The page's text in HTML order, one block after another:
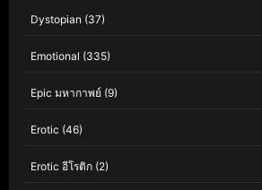
Dystopian (37)
Emotional (335)
Epic มหากาพย์ (9)
Erotic (46)
Erotic อีโรติก (2)